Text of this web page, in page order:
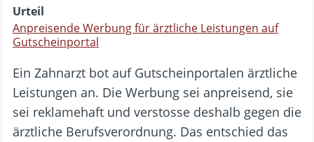
Urteil
Anpreisende Werbung für ärztliche Leistungen auf
Gutscheinportal
Ein Zahnarzt bot auf Gutscheinportalen ärztliche
Leistungen an. Die Werbung sei anpreisend, sie
sei reklamehaft und verstosse deshalb gegen die
ärztliche Berufsverordnung. Das entschied das